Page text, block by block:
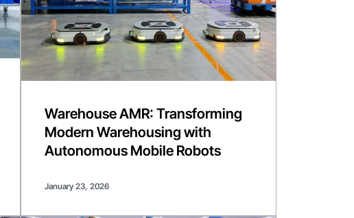
Warehouse AMR: Transforming
Modern Warehousing with
Autonomous Mobile Robots
January 23, 2026